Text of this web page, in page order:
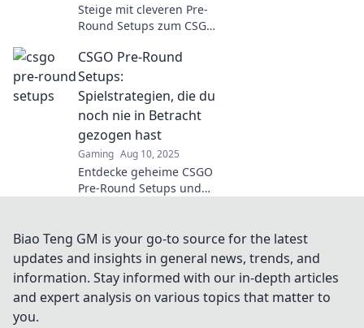
Steige mit cleveren Pre-
Round Setups zum CSGO-
besten Strategien für
triumphale Matches und
dominiere das Spiel!
CSGO Pre-Round
Setups:
Spielstrategien, die du
noch nie in Betracht
gezogen hast
Gaming Aug 10, 2025
Entdecke geheime CSGO
Pre-Round Setups und
Jetzt lernen und Gegner
überraschen!
Biao Teng GM is your go-to source for the latest
updates and insights in general news, trends, and
information. Stay informed with our in-depth articles
and expert analysis on various topics that matter to
you.